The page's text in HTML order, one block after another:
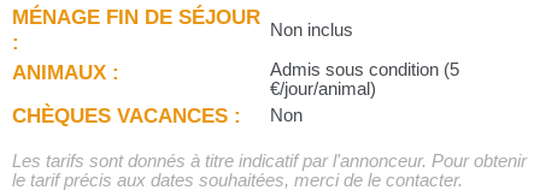
MÉNAGE FIN DE SÉJOUR
:
Non inclus
ANIMAUX :
Admis sous condition (5
€/jour/animal)
CHÈQUES VACANCES : Non
Les tarifs sont donnés à titre indicatif par l'annonceur. Pour obtenir
le tarif précis aux dates souhaitées, merci de le contacter.